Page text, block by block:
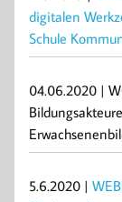
digitalen
Schule
04.06.2020 |
5.6.2020 |